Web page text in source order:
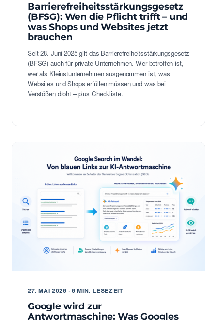
Barrierefreiheitsstärkungsgesetz
(BFSG): Wen die Pflicht trifft – und
was Shops und Websites jetzt
brauchen
Seit 28. Juni 2025 gilt das Barrierefreiheitsstärkungsgesetz
(BFSG) auch für private Unternehmen. Wer betroffen ist,
wer als Kleinstunternehmen ausgenommen ist, was
Websites und Shops erfüllen müssen und was bei
Verstößen droht – plus Checkliste.
27. MAI 2026 · 6 MIN. LESEZEIT
Google wird zur
Antwortmaschine: Was Googles